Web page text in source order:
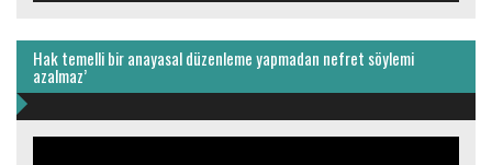
Hak temelli bir anayasal düzenleme yapmadan nefret söylemi
azalmaz’